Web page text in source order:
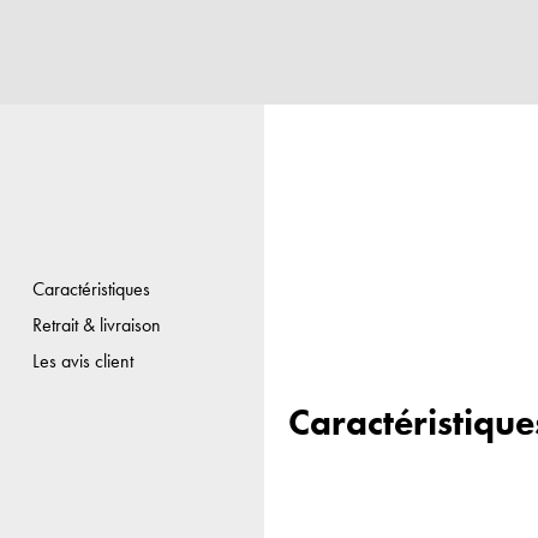
Caractéristiques
Retrait & livraison
Les avis client